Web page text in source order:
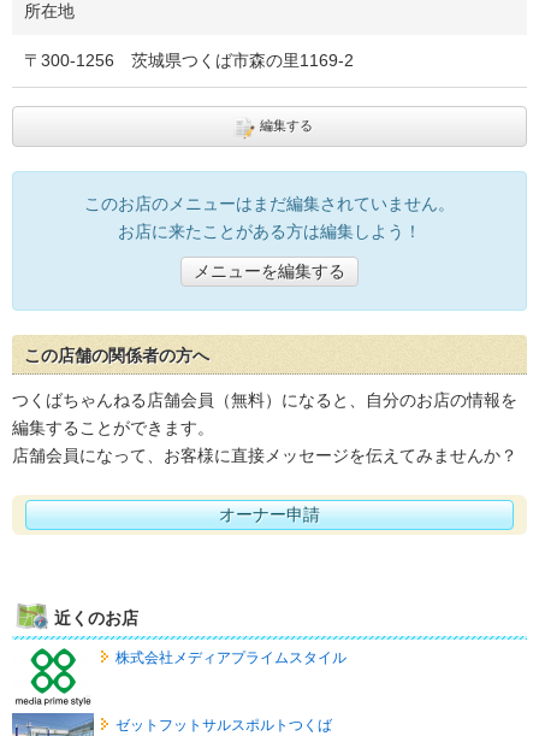
所在地
〒 300-1256 茨城県つくば市森の里1169-2
編集する
このお店のメニューはまだ編集されていません。
お店に来たことがある方は編集しよう！
メニューを編集する
この店舗の関係者の方へ
つくばちゃんねる店舗会員（無料）になると、自分のお店の情報を
編集することができます。
店舗会員になって、お客様に直接メッセージを伝えてみませんか？
オーナー申請
近くのお店
株式会社メディアプライムスタイル
ゼットフットサルスポルトつくば